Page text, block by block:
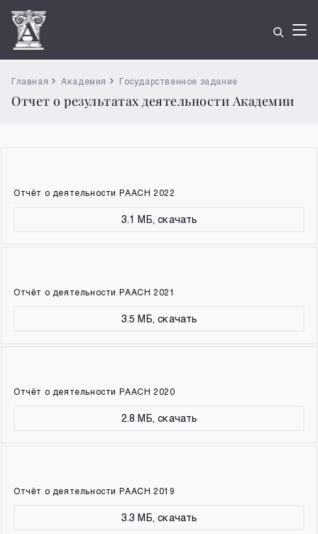
Главная Академия Государственное задание
Отчет о результатах деятельности Академии
Отчёт о деятельности РААСН 2022
3.1 МБ, скачать
Отчёт о деятельности РААСН 2021
3.5 МБ, скачать
Отчёт о деятельности РААСН 2020
2.8 МБ, скачать
Отчёт о деятельности РААСН 2019
3.3 МБ, скачать